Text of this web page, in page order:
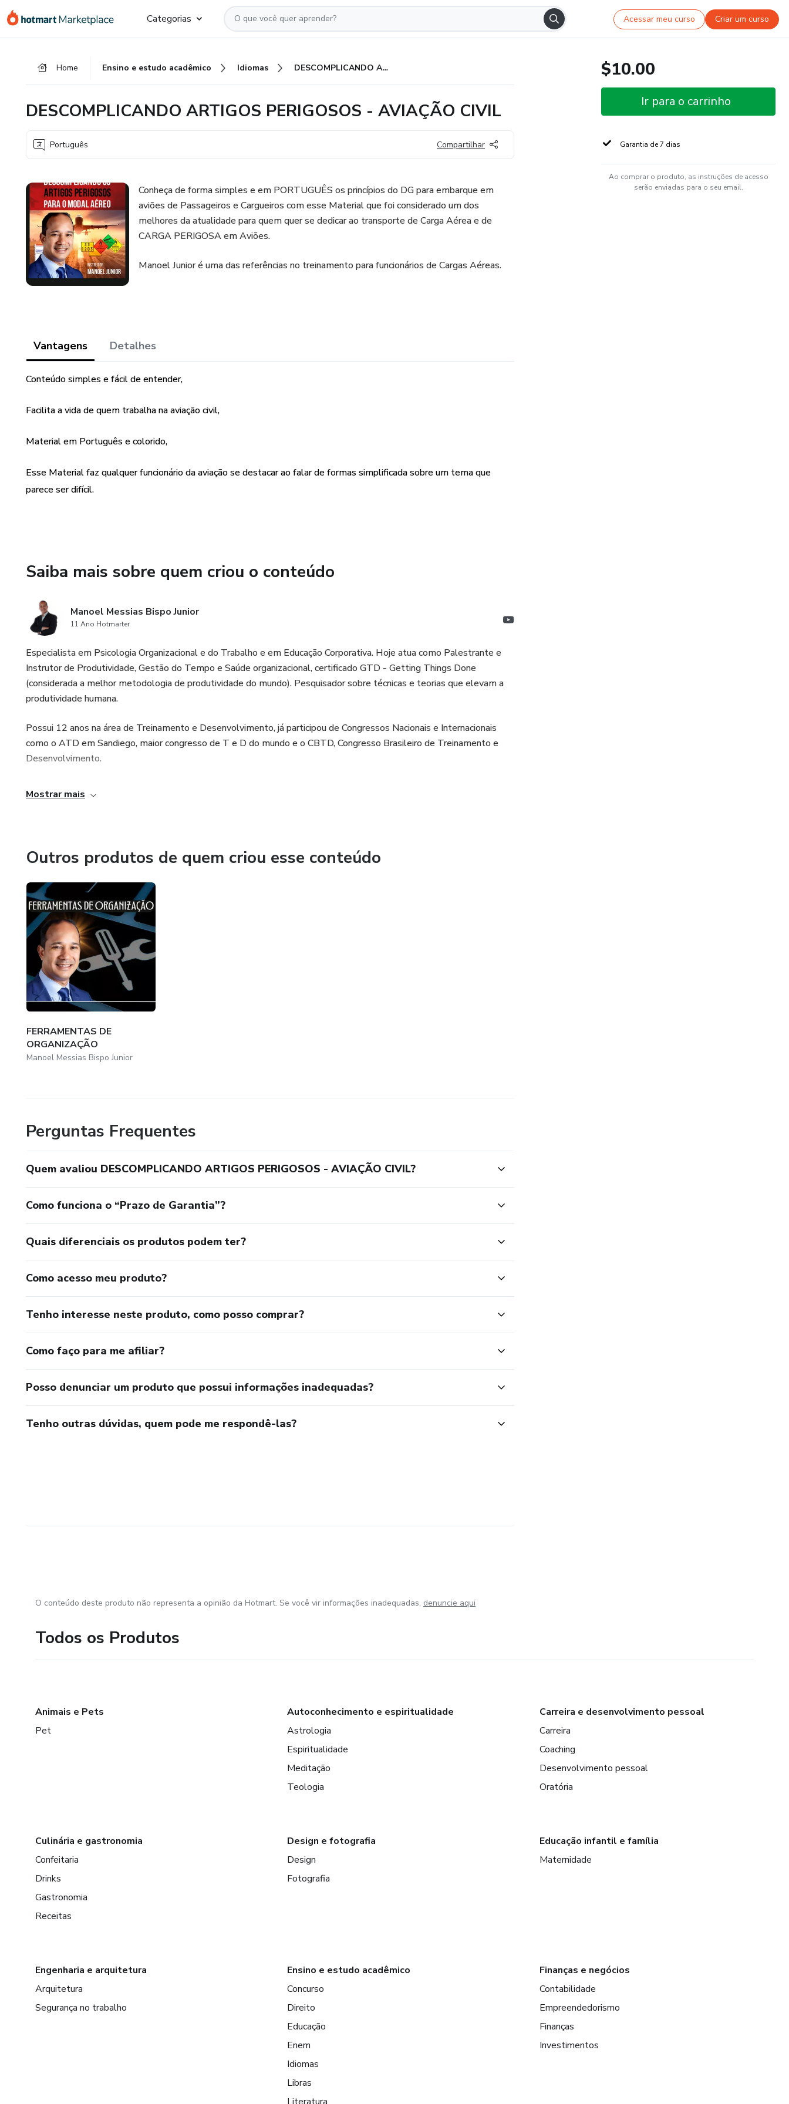
para
para
para
Categorias Acessar meu curso Criar um curso
Home Ensino e estudo acadêmico Idiomas DESCOMPLICANDO ARTIGOS PERIGOSOS - AVIAÇÃO CIVIL
DESCOMPLICANDO ARTIGOS PERIGOSOS - AVIAÇÃO CIVIL
Português Compartilhar
Conheça de forma simples e em PORTUGUÊS os princípios do DG para embarque em
aviões de Passageiros e Cargueiros com esse Material que foi considerado um dos
melhores da atualidade para quem quer se dedicar ao transporte de Carga Aérea e de
CARGA PERIGOSA em Aviões.
Manoel Junior é uma das referências no treinamento para funcionários de Cargas Aéreas.
Vantagens Detalhes
Conteúdo simples e fácil de entender,
Facilita a vida de quem trabalha na aviação civil,
Material em Português e colorido,
Esse Material faz qualquer funcionário da aviação se destacar ao falar de formas simplificada sobre um tema que
parece ser difícil.
Saiba mais sobre quem criou o conteúdo
Manoel Messias Bispo Junior
11 Ano Hotmarter
Especialista em Psicologia Organizacional e do Trabalho e em Educação Corporativa. Hoje atua como Palestrante e
Instrutor de Produtividade, Gestão do Tempo e Saúde organizacional, certificado GTD - Getting Things Done
(considerada a melhor metodologia de produtividade do mundo). Pesquisador sobre técnicas e teorias que elevam a
produtividade humana.
Possui 12 anos na área de Treinamento e Desenvolvimento, já participou de Congressos Nacionais e Internacionais
como o ATD em Sandiego, maior congresso de T e D do mundo e o CBTD, Congresso Brasileiro de Treinamento e
Desenvolvimento.
Mostrar mais
Outros produtos de quem criou esse conteúdo
FERRAMENTAS DE
ORGANIZAÇÃO
Manoel Messias Bispo Junior
Perguntas Frequentes
Quem avaliou DESCOMPLICANDO ARTIGOS PERIGOSOS - AVIAÇÃO CIVIL?
Como funciona o “Prazo de Garantia”?
Quais diferenciais os produtos podem ter?
Como acesso meu produto?
Tenho interesse neste produto, como posso comprar?
Como faço para me afiliar?
Posso denunciar um produto que possui informações inadequadas?
Tenho outras dúvidas, quem pode me respondê-las?
$10.00
Ir para o carrinho
Garantia de 7 dias
Ao comprar o produto, as instruções de acesso
serão enviadas para o seu email.
O conteúdo deste produto não representa a opinião da Hotmart. Se você vir informações inadequadas, denuncie aqui
Todos os Produtos
Animais e Pets
Pet
Autoconhecimento e espiritualidade
Astrologia
Espiritualidade
Meditação
Teologia
Carreira e desenvolvimento pessoal
Carreira
Coaching
Desenvolvimento pessoal
Oratória
Culinária e gastronomia
Confeitaria
Drinks
Gastronomia
Receitas
Design e fotografia
Design
Fotografia
Educação infantil e família
Maternidade
Engenharia e arquitetura
Arquitetura
Segurança no trabalho
Ensino e estudo acadêmico
Concurso
Direito
Educação
Enem
Idiomas
Libras
Finanças e negócios
Contabilidade
Empreendedorismo
Finanças
Investimentos